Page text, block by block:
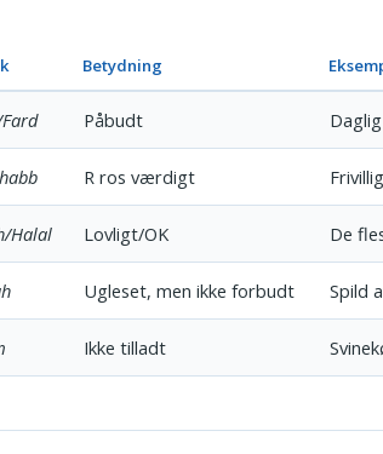
Betydning
Påbudt
R ros værdigt
Halal Lovligt/OK De
Ugleset, men ikke forbudt Spild
Ikke tilladt